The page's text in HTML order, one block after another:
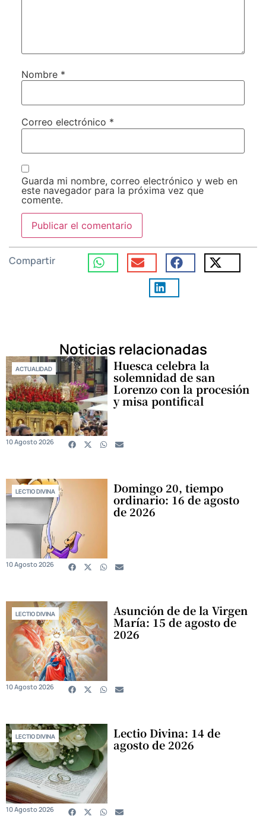
Nombre *
Correo electrónico *
Guarda mi nombre, correo electrónico y web en
este navegador para la próxima vez que
comente.
Compartir
Noticias relacionadas
ACTUALIDAD Huesca celebra la
solemnidad de san
Lorenzo con la procesión
y misa pontifical
10 Agosto 2026
LECTIO DIVINA Domingo 20, tiempo
ordinario: 16 de agosto
de 2026
10 Agosto 2026
LECTIO DIVINA Asunción de de la Virgen
María: 15 de agosto de
2026
10 Agosto 2026
LECTIO DIVINA Lectio Divina: 14 de
agosto de 2026
10 Agosto 2026